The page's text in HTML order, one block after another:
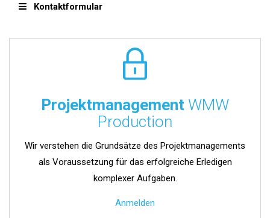
Kontaktformular
Projektmanagement WMW
Production
Wir verstehen die Grundsätze des Projektmanagements
als Voraussetzung für das erfolgreiche Erledigen
komplexer Aufgaben.
Anmelden